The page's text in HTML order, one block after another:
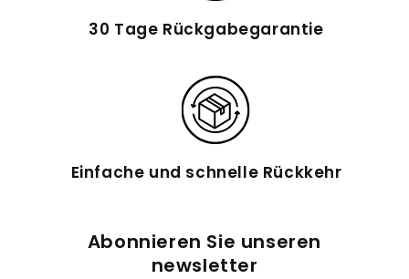
30 Tage Rückgabegarantie
Einfache und schnelle Rückkehr
Abonnieren Sie unseren
newsletter